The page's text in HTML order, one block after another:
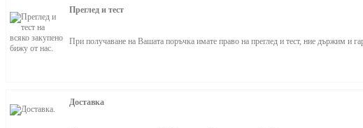
Преглед и тест
При получаване на Вашата поръчка имате право на преглед и тест, ние държим и
Доставка